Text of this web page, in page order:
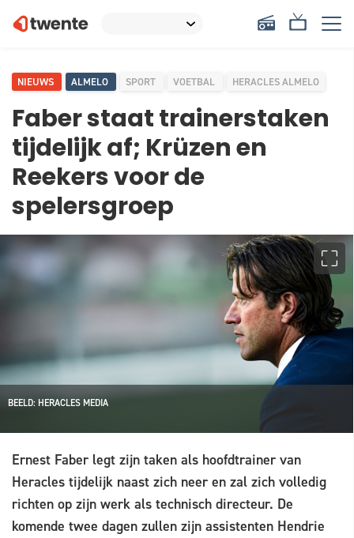
NIEUWS ALMELO SPORT VOETBAL HERACLES ALMELO
Faber staat trainerstaken
tijdelijk af; Krüzen en
Reekers voor de
spelersgroep
BEELD: HERACLES MEDIA
Ernest Faber legt zijn taken als hoofdtrainer van
Heracles tijdelijk naast zich neer en zal zich volledig
richten op zijn werk als technisch directeur. De
komende twee dagen zullen zijn assistenten Hendrie